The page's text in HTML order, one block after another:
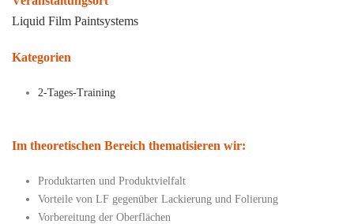
Liquid Film Paintsystems
Kategorien
2-Tages-Training
Im theoretischen Bereich thematisieren wir:
Produktarten und Produktvielfalt
Vorteile von LF gegenüber Lackierung und Folierung
Vorbereitung der Oberflächen